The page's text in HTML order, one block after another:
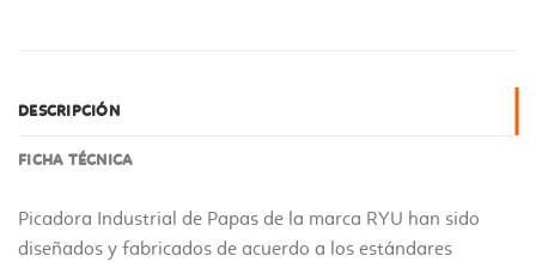
DESCRIPCIÓN
FICHA TÉCNICA
Picadora Industrial de Papas de la marca RYU han sido
diseñados y fabricados de acuerdo a los estándares